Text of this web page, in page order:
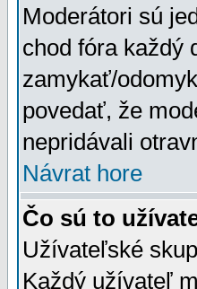
Moderátori sú
chod fóra každý
zamykať/
povedať, že
nepridávali
Návrat hore
Čo sú to
Užívateľské
Každý užívateľ